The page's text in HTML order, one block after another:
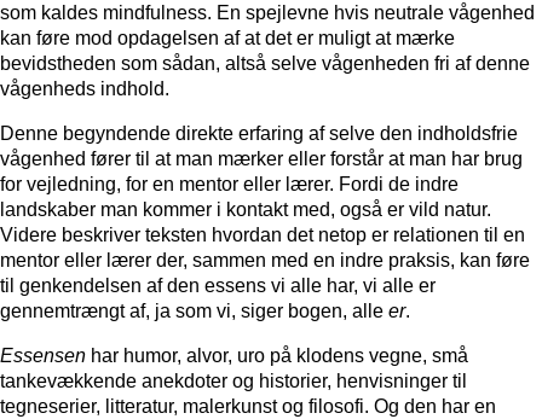
som kaldes mindfulness. En spejlevne hvis neutrale vågenhed
kan føre mod opdagelsen af at det er muligt at mærke
bevidstheden som sådan, altså selve vågenheden fri af denne
vågenheds indhold.
Denne begyndende direkte erfaring af selve den indholdsfrie
vågenhed fører til at man mærker eller forstår at man har brug
for vejledning, for en mentor eller lærer. Fordi de indre
landskaber man kommer i kontakt med, også er vild natur.
Videre beskriver teksten hvordan det netop er relationen til en
mentor eller lærer der, sammen med en indre praksis, kan føre
til genkendelsen af den essens vi alle har, vi alle er
gennemtrængt af, ja som vi, siger bogen, alle er.
Essensen har humor, alvor, uro på klodens vegne, små
tankevækkende anekdoter og historier, henvisninger til
tegneserier, litteratur, malerkunst og filosofi. Og den har en